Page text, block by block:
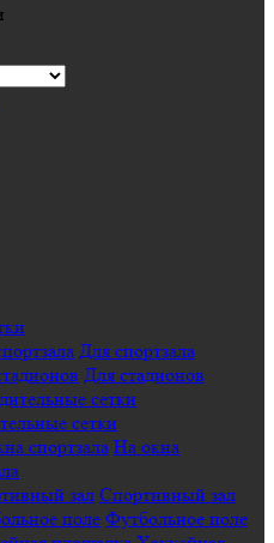
Для спортзала
Для стадионов
сетки
На окна
Спортивный зал
Футбольное поле